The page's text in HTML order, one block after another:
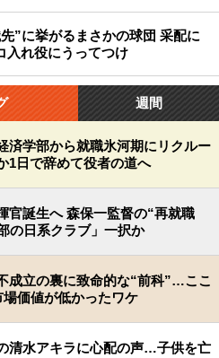
”に挙がるまさかの球団 采配に
入れ役にうってつけ
週間
済学部から就職氷河期にリクルー
1日で辞めて役者の道へ
官誕生へ 森保一監督の“再就職
の日系クラブ」一択か
成立の裏に致命的な“前科”…ここ
場価値が低かったワケ
清水アキラに心配の声…子供を亡